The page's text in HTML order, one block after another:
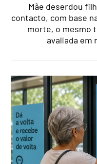
Mãe deserdou
contacto, com base
morte, o mesmo
avaliada em